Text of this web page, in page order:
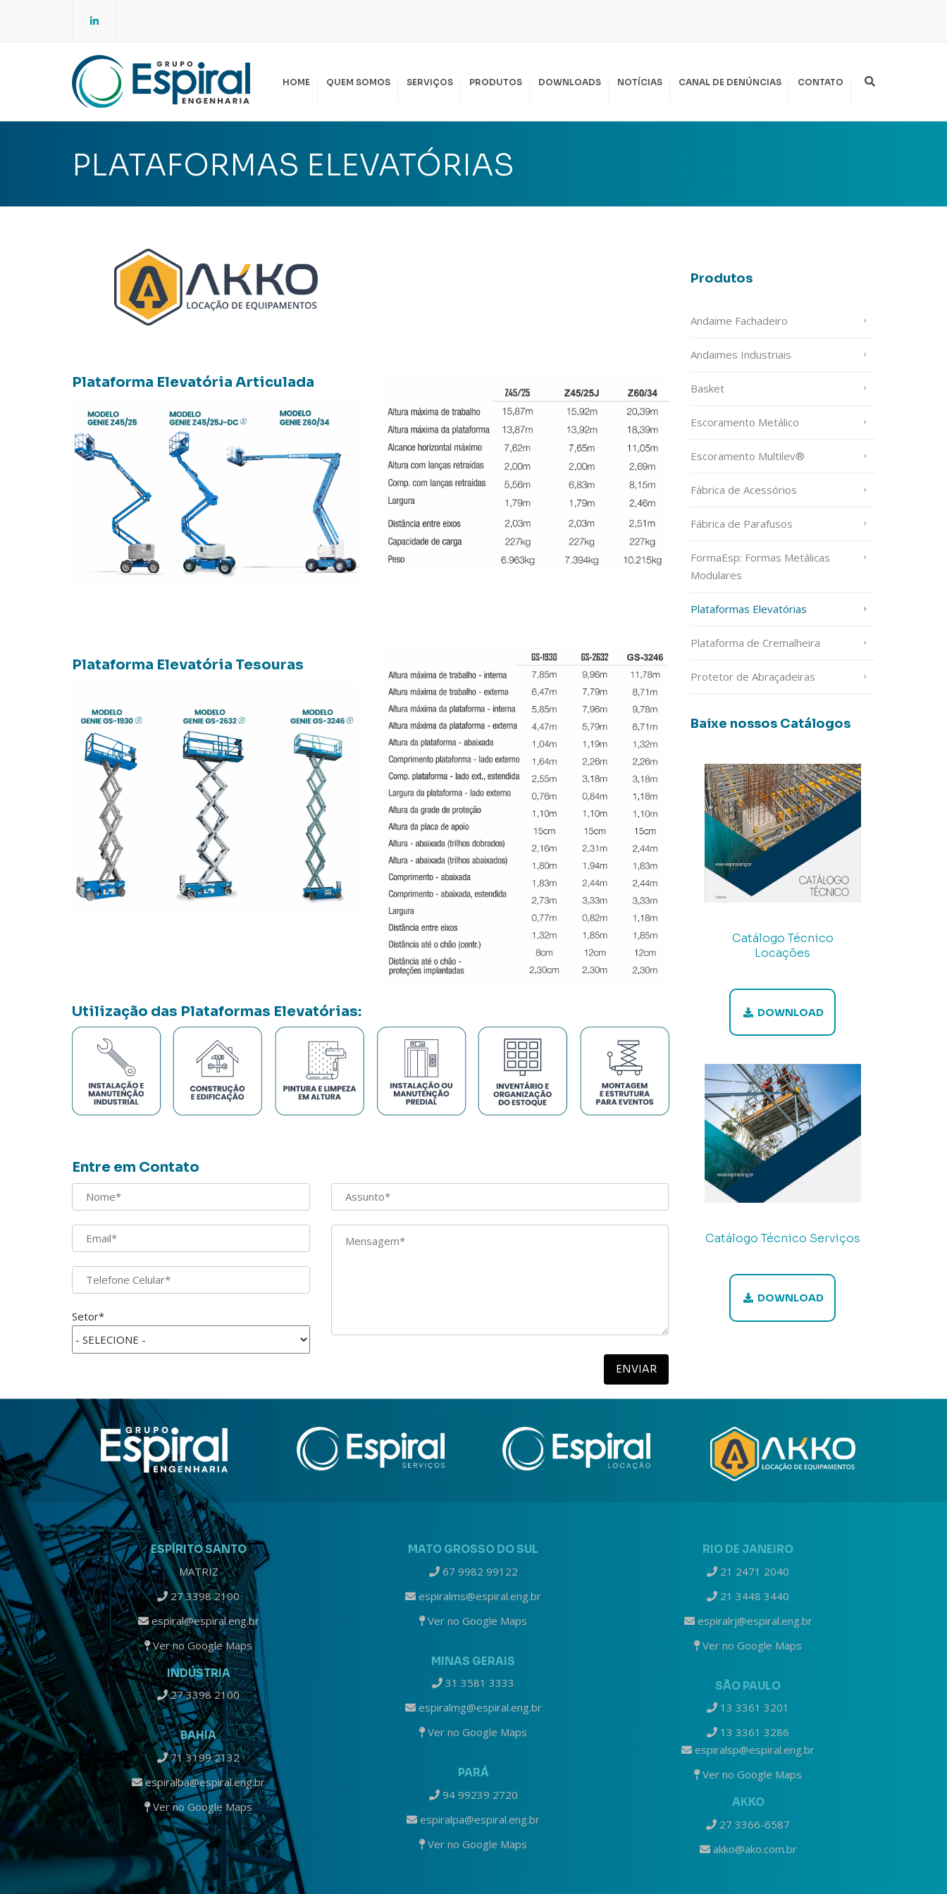
LinkedIn
HOME QUEM SOMOS
AKKO LOCAÇÃO
SGI
SERVIÇOS PRODUTOS DOWNLOADS NOTÍCIAS CANAL DE DENÚNCIAS CONTATO
PLATAFORMAS ELEVATÓRIAS
Plataforma Elevatória Articulada
Plataforma Elevatória Tesouras
Utilização das Plataformas Elevatórias:
Entre em Contato
Setor*
Produtos
Andaime Fachadeiro
Andaimes Industriais
Basket
Escoramento Metálico
Escoramento Multilev®
Fábrica de Acessórios
Fábrica de Parafusos
FormaEsp: Formas Metálicas
Modulares
Plataformas Elevatórias
Plataforma de Cremalheira
Protetor de Abraçadeiras
Baixe nossos Catálogos
Catálogo Técnico
Locações
DOWNLOAD
Catálogo Técnico Serviços
DOWNLOAD
ESPÍRITO SANTO
MATRIZ
27 3398 2100
espiral@espiral.eng.br
Ver no Google Maps
INDÚSTRIA
27 3398 2100
BAHIA
71 3199 2132
espiralba@espiral.eng.br
Ver no Google Maps
MATO GROSSO DO SUL
67 9982 99122
espiralms@espiral.eng.br
Ver no Google Maps
MINAS GERAIS
31 3581 3333
espiralmg@espiral.eng.br
Ver no Google Maps
PARÁ
94 99239 2720
espiralpa@espiral.eng.br
Ver no Google Maps
RIO DE JANEIRO
21 2471 2040
21 3448 3440
espiralrj@espiral.eng.br
Ver no Google Maps
SÃO PAULO
13 3361 3201
13 3361 3286
espiralsp@espiral.eng.br
Ver no Google Maps
AKKO
27 3366-6587
akko@ako.com.br